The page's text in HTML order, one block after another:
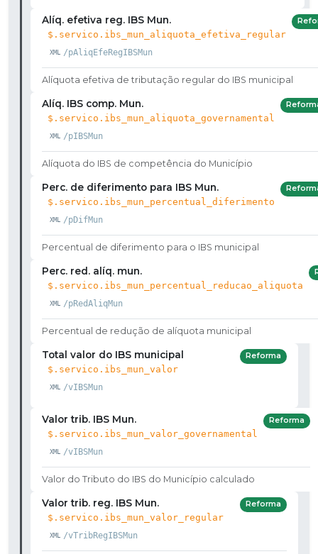
Alíq. efetiva reg. IBS Mun.
$.servico.ibs_mun_aliquota_efetiva_regular
/pAliqEfeRegIBSMun
Alíquota efetiva de tributação regular do IBS municipal
Alíq. IBS comp. Mun.
$.servico.ibs_mun_aliquota_governamental
/pIBSMun
Alíquota do IBS de competência do Município
Perc. de diferimento para IBS Mun.
$.servico.ibs_mun_percentual_diferimento
/pDifMun
Percentual de diferimento para o IBS municipal
Perc. red. alíq. mun.
$.servico.ibs_mun_percentual_reducao_aliquota
/pRedAliqMun
Percentual de redução de alíquota municipal
Total valor do IBS municipal
$.servico.ibs_mun_valor
/vIBSMun
Reforma
Valor trib. IBS Mun.
$.servico.ibs_mun_valor_governamental
/vIBSMun
Reforma
Valor do Tributo do IBS do Município calculado
Valor trib. reg. IBS Mun.
$.servico.ibs_mun_valor_regular
/vTribRegIBSMun
Reforma